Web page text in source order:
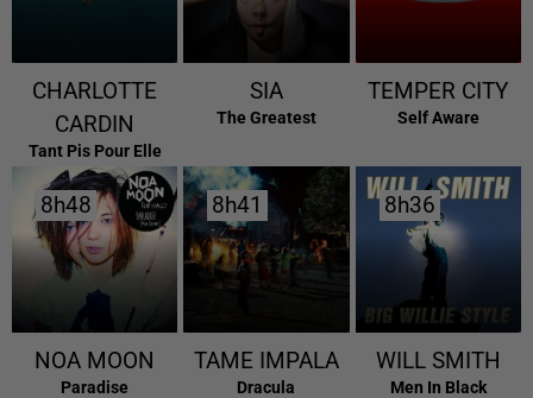
CHARLOTTE
CARDIN
Tant Pis Pour Elle
SIA
The Greatest
TEMPER CITY
Self Aware
8h48
8h48
NOA MOON
Paradise
8h41
8h41
TAME IMPALA
Dracula
8h36
8h36
WILL SMITH
Men In Black